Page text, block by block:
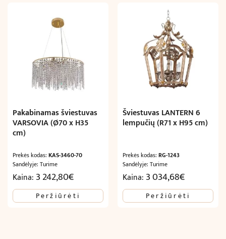
Pakabinamas šviestuvas
VARSOVIA (Ø70 x H35
cm)
Prekės kodas: KAS-3460-70
Sandėlyje: Turime
Kaina: 3 242,80€
Peržiūrėti
Šviestuvas LANTERN 6
lempučių (R71 x H95 cm)
Prekės kodas:RG-1243
Sandėlyje: Turime
Kaina: 3 034,68€
Peržiūrėti